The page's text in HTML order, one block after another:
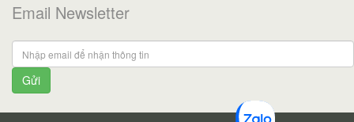
Email Newsletter
Gửi